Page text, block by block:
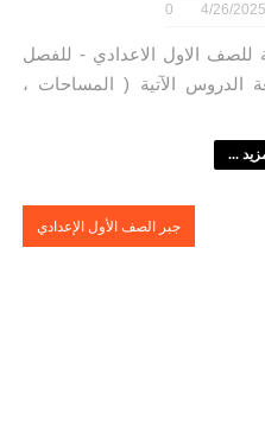
4/26/2025
0
للصف الاول الاعدادي - للفصل
الدروس الآتية ( المساحات ،
...
جبر الصف الأول الإعدادي